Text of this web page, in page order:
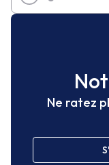
Ne ratez